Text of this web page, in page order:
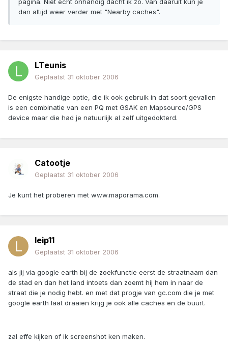
pagina. Niet echt onhandig dacht ik zo. Van daaruit kun je
dan altijd weer verder met "Nearby caches".
LTeunis
Geplaatst 31 oktober 2006
De enigste handige optie, die ik ook gebruik in dat soort gevallen
is een combinatie van een PQ met GSAK en Mapsource/GPS
device maar die had je natuurlijk al zelf uitgedokterd.
Catootje
Geplaatst 31 oktober 2006
Je kunt het proberen met www.maporama.com.
leip11
Geplaatst 31 oktober 2006
als jij via google earth bij de zoekfunctie eerst de straatnaam dan
de stad en dan het land intoets dan zoemt hij hem in naar de
straat die je nodig hebt. en met dat progje van gc.com die je met
google earth laat draaien krijg je ook alle caches en de buurt.
zal effe kijken of ik screenshot ken maken.